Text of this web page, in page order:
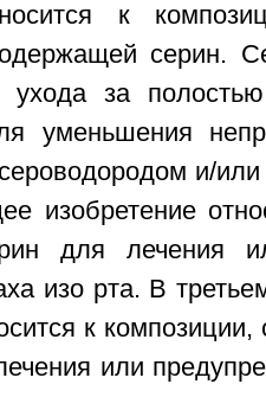
к
серин.
ухода за
уменьшения
и/
изобретение
для лечения
изо рта. В
к
или